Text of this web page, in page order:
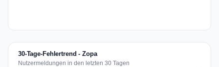
30-Tage-Fehlertrend - Zopa
Nutzermeldungen in den letzten 30 Tagen